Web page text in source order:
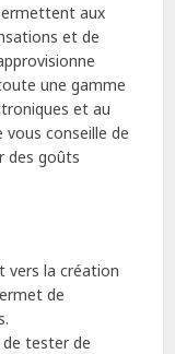
aux
et de
une gamme
et au
vous conseille de
des goûts
vers la création
de
tester de